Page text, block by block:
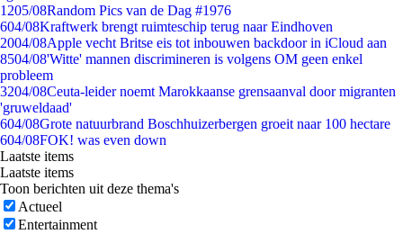
1205/08Random Pics van de Dag #1976
604/08Kraftwerk brengt ruimteschip terug naar Eindhoven
2004/08Apple vecht Britse eis tot inbouwen backdoor in iCloud aan
8504/08'Witte' mannen discrimineren is volgens OM geen enkel
probleem
3204/08Ceuta-leider noemt Marokkaanse grensaanval door migranten
'gruweldaad'
604/08Grote natuurbrand Boschhuizerbergen groeit naar 100 hectare
604/08FOK! was even down
Laatste items
Laatste items
Toon berichten uit deze thema's
Actueel
Entertainment